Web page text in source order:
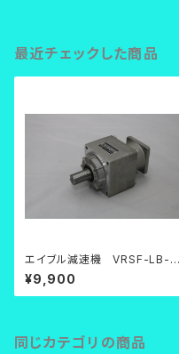
最近チェックした商品
エイブル減速機 VRSF-LB-2
5C-200【中古品】
¥9,900
同じカテゴリの商品